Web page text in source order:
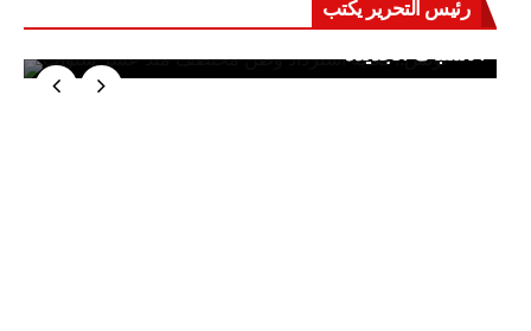
رئيس التحرير يكتب
حرب على العقول.. حادثة دمياط تكشف قواعد